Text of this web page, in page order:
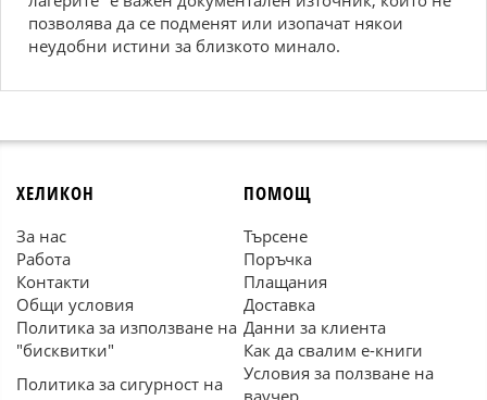
позволява да се подменят или изопачат някои
неудобни истини за близкото минало.
ХЕЛИКОН
За нас
Работа
Контакти
Общи условия
Политика за използване на
"бисквитки"
Политика за сигурност на
ПОМОЩ
Търсене
Поръчка
Плащания
Доставка
Данни за клиента
Как да свалим е-книги
Условия за ползване на
ваучер